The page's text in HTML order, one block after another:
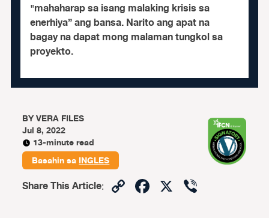
"mahaharap sa isang malaking krisis sa
enerhiya” ang bansa. Narito ang apat na
bagay na dapat mong malaman tungkol sa
proyekto.
BYVERA FILES
Jul 8, 2022
13-minute read
Basahin saINGLES
Share This Article: CopyFacebook
X